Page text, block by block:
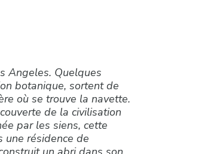
Angeles. Quelques
botanique, sortent de
où se trouve la navette.
de la civilisation
par les siens, cette
une résidence de